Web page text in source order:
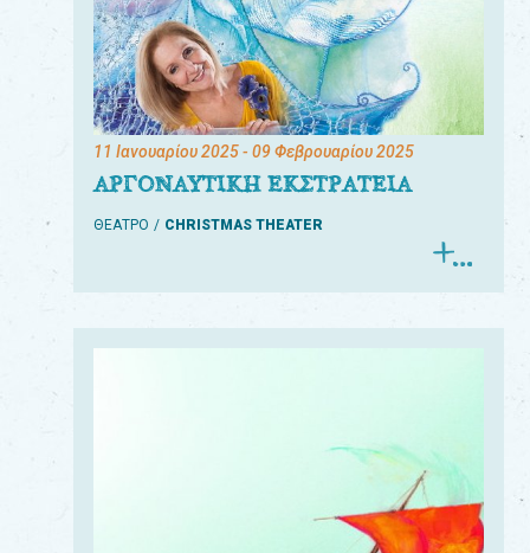
11 Ιανουαρίου 2025- 09 Φεβρουαρίου 2025
ΑΡΓΟΝΑΥΤΙΚΗ ΕΚΣΤΡΑΤΕΙΑ
ΘΕΑΤΡΟ CHRISTMAS THEATER